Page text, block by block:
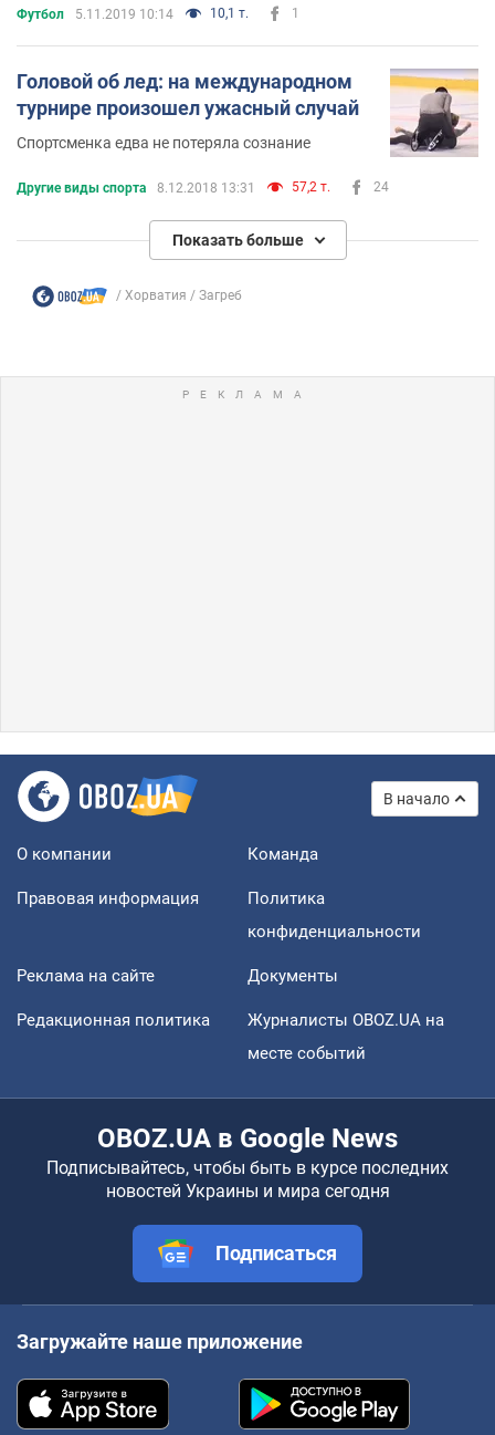
Футбол 5.11.2019 10:14 10,1 т. 1
Головой об лед: на международном
турнире произошел ужасный случай
Спортсменка едва не потеряла сознание
Другие виды спорта 8.12.2018 13:31 57,2 т. 24
Показать больше
Хорватия Загреб
В начало
О компании Команда
Правовая информация
Политика
конфиденциальности
Реклама на сайте Документы
Редакционная политика
Журналисты OBOZ.UA на
месте событий
OBOZ.UA в Google News
Подписывайтесь, чтобы быть в курсе последних
новостей Украины и мира сегодня
Подписаться
Загружайте наше приложение